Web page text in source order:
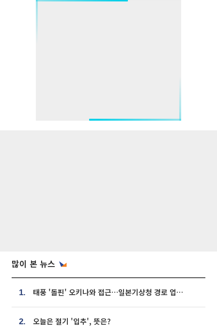
많이 본 뉴스
1. 태풍 '돌핀' 오키나와 접근…일본기상청 경로 업데이트
2. 오늘은 절기 '입추', 뜻은?